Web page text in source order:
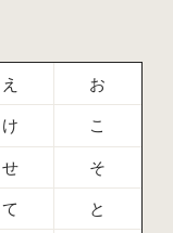
え お
け こ
せ そ
て と